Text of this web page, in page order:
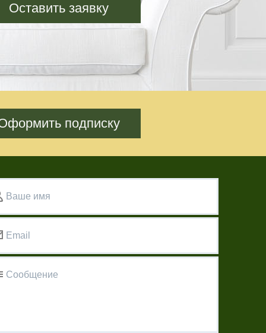
Оставить заявку
подписку
Ваше имя
Email
Сообщение